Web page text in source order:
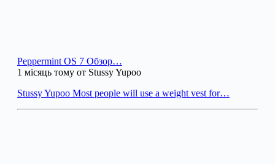
Peppermint OS 7 Обзор…
1 місяць тому от Stussy Yupoo
Stussy Yupoo Most people will use a weight vest for…